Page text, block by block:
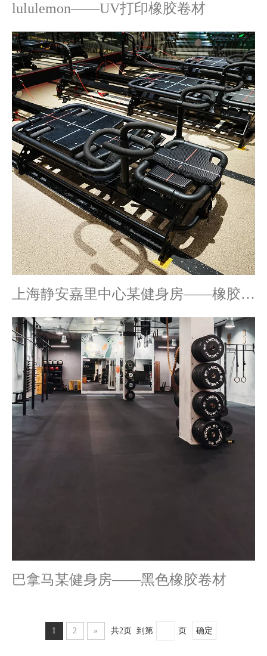
lululemon——UV打印橡胶卷材
上海静安嘉里中心某健身房——橡胶卷材
巴拿马某健身房——黑色橡胶卷材
1 2 » 共2页 到第 页 确定